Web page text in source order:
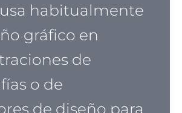
habitualmente
gráfico en
de
o de
de diseño para